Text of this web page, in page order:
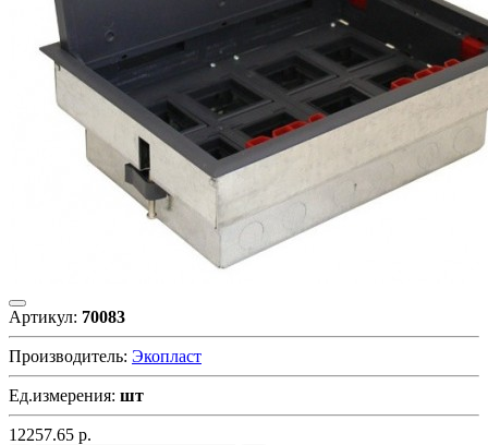
Артикул: 70083
Производитель: Экопласт
Ед.измерения: шт
12257.65 р.